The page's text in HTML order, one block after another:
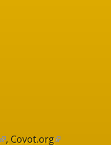
, Covot.org